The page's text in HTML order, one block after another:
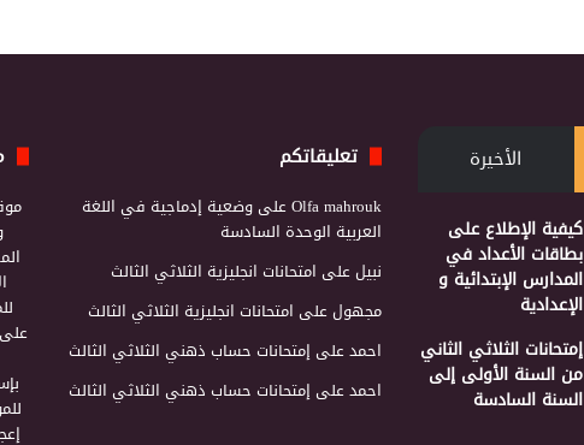
الأخيرة
كيفية الإطلاع على
بطاقات الأعداد في
المدارس الإبتدائية و
الإعدادية
إمتحانات الثلاثي الثاني
من السنة الأولى إلى
السنة السادسة
تعليقاتكم
Olfa mahroukعلىوضعية إدماجية في اللغة
العربية الوحدة السادسة
نبيلعلى امتحانات انجليزية الثلاثي الثالث
مجهولعلى امتحانات انجليزية الثلاثي الثالث
احمدعلى إمتحانات حساب ذهني الثلاثي الثالث
احمدعلى إمتحانات حساب ذهني الثلاثي الثالث